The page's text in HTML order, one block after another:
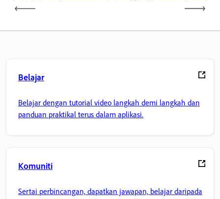
Belajar
Belajar dengan tutorial video langkah demi langkah dan
panduan praktikal terus dalam aplikasi.
Komuniti
Sertai perbincangan, dapatkan jawapan, belajar daripada